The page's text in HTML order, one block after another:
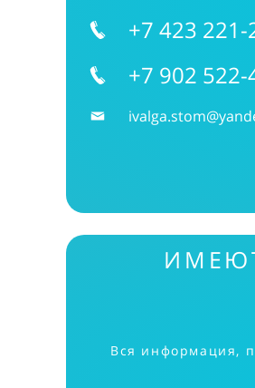
+7 423
+7 902 522-
Вся информация,